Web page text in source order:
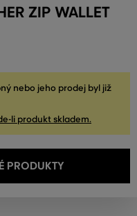
ZIP WALLET
nebo jeho prodej byl již
li produkt skladem.
PRODUKTY